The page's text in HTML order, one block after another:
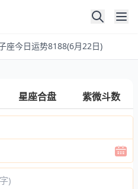
座今日运势8188(6月22日)
星座合盘 紫微斗数